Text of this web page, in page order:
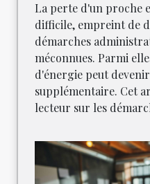
La perte d'un proche
difficile, empreint de
démarches
méconnues. Parmi
d'énergie peut
supplémentaire. Cet
lecteur sur les